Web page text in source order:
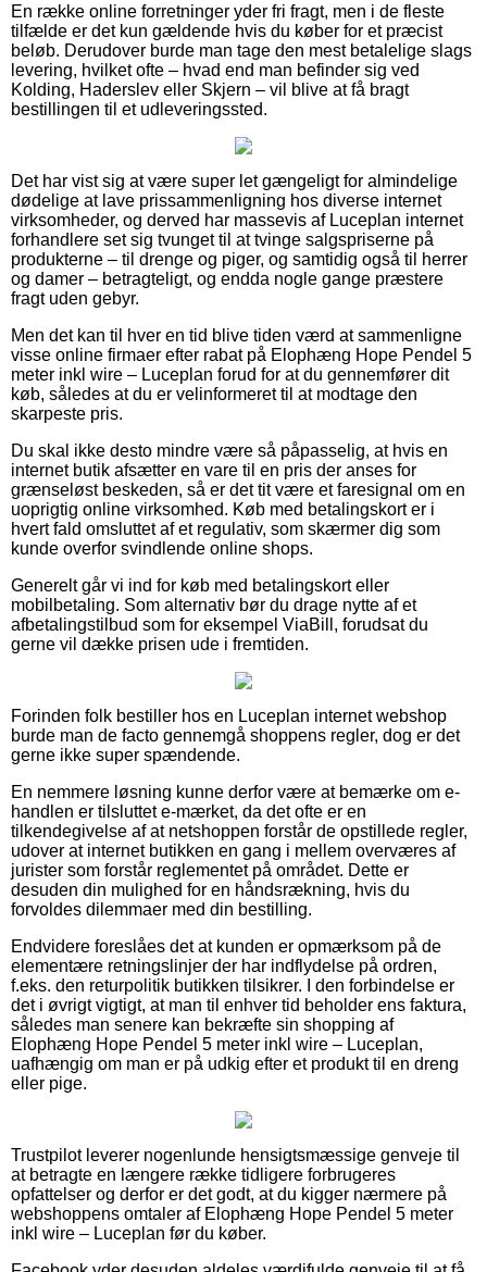
En række online forretninger yder fri fragt, men i de fleste
tilfælde er det kun gældende hvis du køber for et præcist
beløb. Derudover burde man tage den mest betalelige slags
levering, hvilket ofte – hvad end man befinder sig ved
Kolding, Haderslev eller Skjern – vil blive at få bragt
bestillingen til et udleveringssted.
Det har vist sig at være super let gængeligt for almindelige
dødelige at lave prissammenligning hos diverse internet
virksomheder, og derved har massevis af Luceplan internet
forhandlere set sig tvunget til at tvinge salgspriserne på
produkterne – til drenge og piger, og samtidig også til herrer
og damer – betragteligt, og endda nogle gange præstere
fragt uden gebyr.
Men det kan til hver en tid blive tiden værd at sammenligne
visse online firmaer efter rabat på Elophæng Hope Pendel 5
meter inkl wire – Luceplan forud for at du gennemfører dit
køb, således at du er velinformeret til at modtage den
skarpeste pris.
Du skal ikke desto mindre være så påpasselig, at hvis en
internet butik afsætter en vare til en pris der anses for
grænseløst beskeden, så er det tit være et faresignal om en
uoprigtig online virksomhed. Køb med betalingskort er i
hvert fald omsluttet af et regulativ, som skærmer dig som
kunde overfor svindlende online shops.
Generelt går vi ind for køb med betalingskort eller
mobilbetaling. Som alternativ bør du drage nytte af et
afbetalingstilbud som for eksempel ViaBill, forudsat du
gerne vil dække prisen ude i fremtiden.
Forinden folk bestiller hos en Luceplan internet webshop
burde man de facto gennemgå shoppens regler, dog er det
gerne ikke super spændende.
En nemmere løsning kunne derfor være at bemærke om e-
handlen er tilsluttet e-mærket, da det ofte er en
tilkendegivelse af at netshoppen forstår de opstillede regler,
udover at internet butikken en gang i mellem overværes af
jurister som forstår reglementet på området. Dette er
desuden din mulighed for en håndsrækning, hvis du
forvoldes dilemmaer med din bestilling.
Endvidere foreslåes det at kunden er opmærksom på de
elementære retningslinjer der har indflydelse på ordren,
f.eks. den returpolitik butikken tilsikrer. I den forbindelse er
det i øvrigt vigtigt, at man til enhver tid beholder ens faktura,
således man senere kan bekræfte sin shopping af
Elophæng Hope Pendel 5 meter inkl wire – Luceplan,
uafhængig om man er på udkig efter et produkt til en dreng
eller pige.
Trustpilot leverer nogenlunde hensigtsmæssige genveje til
at betragte en længere række tidligere forbrugeres
opfattelser og derfor er det godt, at du kigger nærmere på
webshoppens omtaler af Elophæng Hope Pendel 5 meter
inkl wire – Luceplan før du køber.